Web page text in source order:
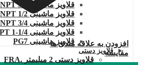
قلاویز ماشینی 3/8 NPT
قلاویز ماشینی 1/2 NPT
قلاویز ماشینی 3/4 NPT
قلاویز ماشینی 1/4-1 NPT
قلاویز ماشینی PG7
قلاویز دستی
قلاویز دستی 2 میلیمتر .FRA
افزودن به علاقه مندی ها
مقایسه